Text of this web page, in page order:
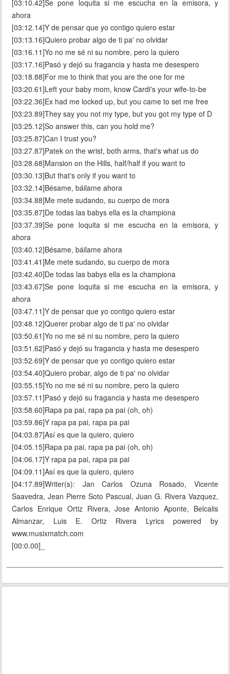
[03:10.42]Se pone loquita si me escucha en la emisora, y
ahora
[03:12.14]Y de pensar que yo contigo quiero estar
[03:13.16]Quiero probar algo de ti pa' no olvidar
[03:16.11]Yo no me sé ni su nombre, pero la quiero
[03:17.16]Pasó y dejó su fragancia y hasta me desespero
[03:18.88]For me to think that you are the one for me
[03:20.61]Left your baby mom, know Cardi's your wife-to-be
[03:22.36]Ex had me locked up, but you came to set me free
[03:23.89]They say you not my type, but you got my type of D
[03:25.12]So answer this, can you hold me?
[03:25.87]Can I trust you?
[03:27.87]Patek on the wrist, both arms, that's what us do
[03:28.68]Mansion on the Hills, half/half if you want to
[03:30.13]But that's only if you want to
[03:32.14]Bésame, báilame ahora
[03:34.88]Me mete sudando, su cuerpo de mora
[03:35.87]De todas las babys ella es la championa
[03:37.39]Se pone loquita si me escucha en la emisora, y
ahora
[03:40.12]Bésame, báilame ahora
[03:41.41]Me mete sudando, su cuerpo de mora
[03:42.40]De todas las babys ella es la championa
[03:43.67]Se pone loquita si me escucha en la emisora, y
ahora
[03:47.11]Y de pensar que yo contigo quiero estar
[03:48.12]Querer probar algo de ti pa' no olvidar
[03:50.61]Yo no me sé ni su nombre, pero la quiero
[03:51.62]Pasó y dejó su fragancia y hasta me desespero
[03:52.69]Y de pensar que yo contigo quiero estar
[03:54.40]Quiero probar, algo de ti pa' no olvidar
[03:55.15]Yo no me sé ni su nombre, pero la quiero
[03:57.11]Pasó y dejó su fragancia y hasta me desespero
[03:58.60]Rapa pa pai, rapa pa pai (oh, oh)
[03:59.86]Y rapa pa pai, rapa pa pai
[04:03.87]Así es que la quiero, quiero
[04:05.15]Rapa pa pai, rapa pa pai (oh, oh)
[04:06.17]Y rapa pa pai, rapa pa pai
[04:09.11]Así es que la quiero, quiero
[04:17.89]Writer(s): Jan Carlos Ozuna Rosado, Vicente
Saavedra, Jean Pierre Soto Pascual, Juan G. Rivera Vazquez,
Carlos Enrique Ortiz Rivera, Jose Antonio Aponte, Belcalis
Almanzar, Luis E. Ortiz Rivera Lyrics powered by
www.musixmatch.com
[00:0.00]_